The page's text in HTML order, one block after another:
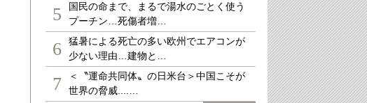
5
国民の命まで、まるで湯水のごとく使う
プーチン…死傷者増…
6
猛暑による死亡の多い欧州でエアコンが
少ない理由…建物と…
7
＜〝運命共同体〟の日米台＞中国こそが
世界の脅威....…